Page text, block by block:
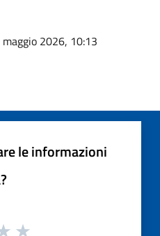
maggio 2026, 10:13
le informazioni